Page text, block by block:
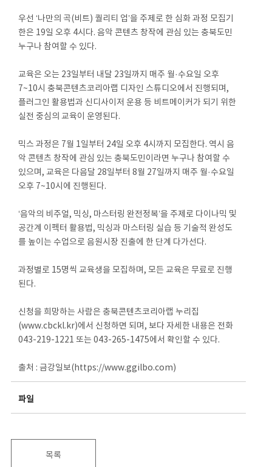
우선 ‘나만의 곡(비트) 퀄리티 업’을 주제로 한 심화 과정 모집기
한은 19일 오후 4시다. 음악 콘텐츠 창작에 관심 있는 충북도민
누구나 참여할 수 있다.
교육은 오는 23일부터 내달 23일까지 매주 월·수요일 오후
7~10시 충북콘텐츠코리아랩 디자인 스튜디오에서 진행되며,
플러그인 활용법과 신디사이저 운용 등 비트메이커가 되기 위한
실전 중심의 교육이 운영된다.
믹스 과정은 7월 1일부터 24일 오후 4시까지 모집한다. 역시 음
악 콘텐츠 창작에 관심 있는 충북도민이라면 누구나 참여할 수
있으며, 교육은 다음달 28일부터 8월 27일까지 매주 월·수요일
오후 7~10시에 진행된다.
‘음악의 비주얼, 믹싱, 마스터링 완전정복’을 주제로 다이나믹 및
공간계 이펙터 활용법, 믹싱과 마스터링 실습 등 기술적 완성도
를 높이는 수업으로 음원시장 진출에 한 단계 다가선다.
과정별로 15명씩 교육생을 모집하며, 모든 교육은 무료로 진행
된다.
신청을 희망하는 사람은 충북콘텐츠코리아랩 누리집
(www.cbckl.kr)에서 신청하면 되며, 보다 자세한 내용은 전화
043-219-1221 또는 043-265-1475에서 확인할 수 있다.
출처 : 금강일보(https://www.ggilbo.com)
파일
목록